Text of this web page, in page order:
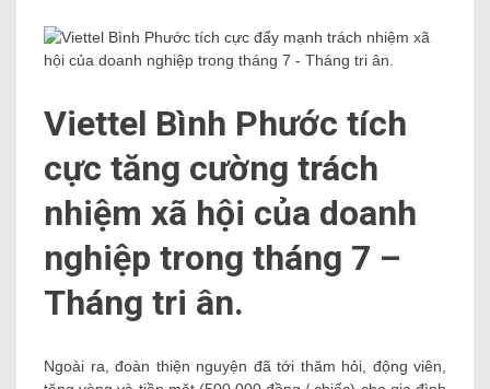
Viettel Bình Phước tích
cực tăng cường trách
nhiệm xã hội của doanh
nghiệp trong tháng 7 –
Tháng tri ân.
Ngoài ra, đoàn thiện nguyện đã tới thăm hỏi, động viên,